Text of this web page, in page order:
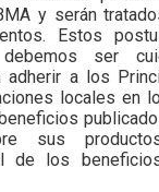
y serán
Estos
ser
adherir a los
locales en
sus
de los